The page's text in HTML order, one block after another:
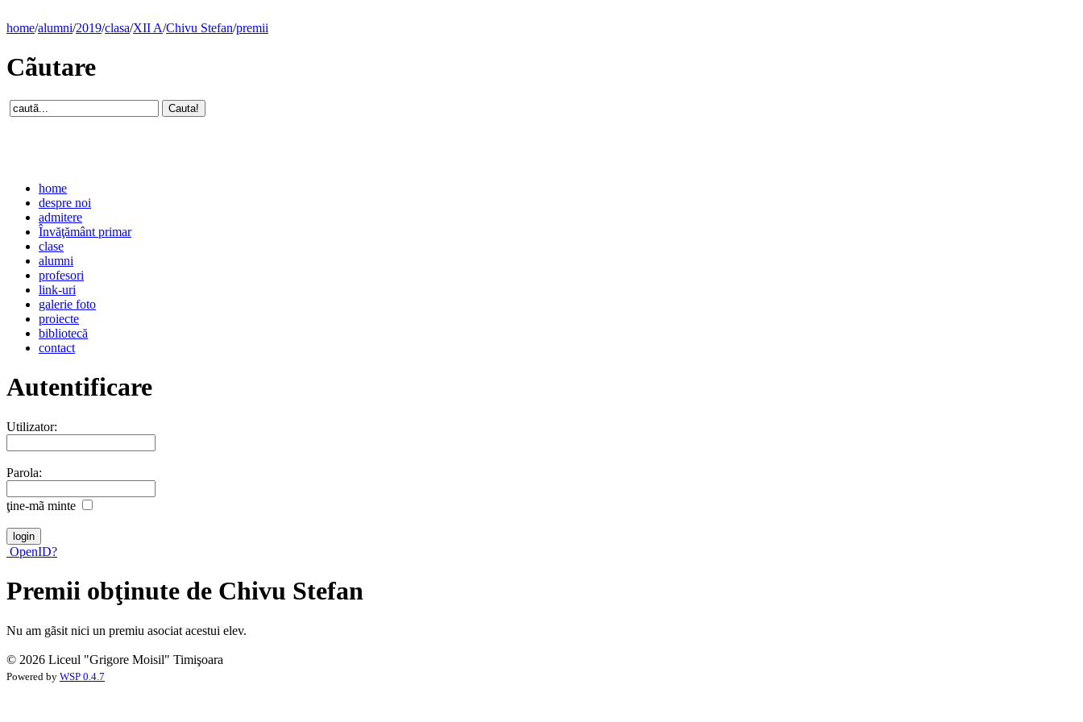
home/alumni/2019/clasa/XII A/Chivu Stefan/premii
Cãutare
home
despre noi
admitere
Învăţământ primar
clase
alumni
profesori
link-uri
galerie foto
proiecte
bibliotecă
contact
Autentificare
Utilizator:
Parola:
ţine-mã minte
OpenID?
Premii obţinute de Chivu Stefan
Nu am gãsit nici un premiu asociat acestui elev.
© 2026 Liceul "Grigore Moisil" Timişoara
Powered by WSP 0.4.7